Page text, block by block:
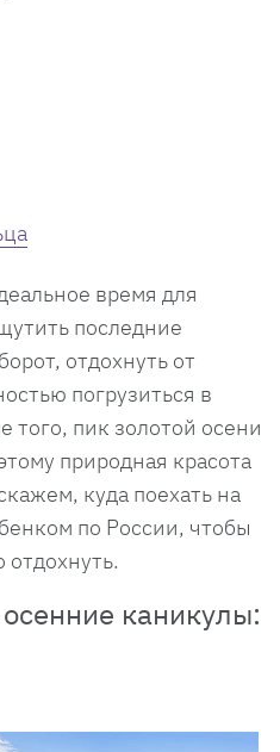
время для
последние
отдохнуть от
погрузиться в
того, пик золотой осени
природная красота
куда поехать на
по России, чтобы
каникулы: